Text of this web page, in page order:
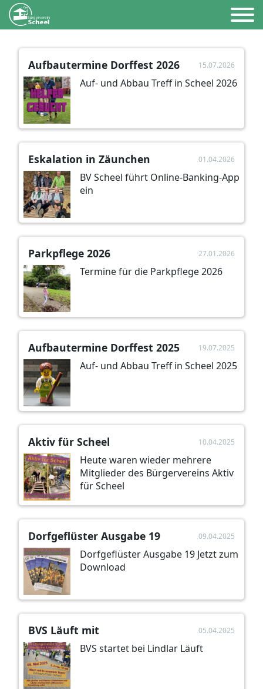
Aufbautermine Dorffest 2026 15.07.2026
Auf- und Abbau Treff in Scheel 2026
Eskalation in Zäunchen 01.04.2026
BV Scheel führt Online-Banking-App
ein
Parkpflege 2026 27.01.2026
Termine für die Parkpflege 2026
Aufbautermine Dorffest 2025 19.07.2025
Auf- und Abbau Treff in Scheel 2025
Aktiv für Scheel 10.04.2025
Heute waren wieder mehrere
Mitglieder des Bürgervereins Aktiv
für Scheel
Dorfgeflüster Ausgabe 19 09.04.2025
Dorfgeflüster Ausgabe 19 Jetzt zum
Download
BVS Läuft mit 05.04.2025
BVS startet bei Lindlar Läuft